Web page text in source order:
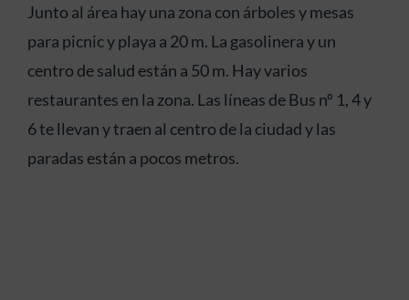
Junto al área hay una zona con árboles y mesas
para picnic y playa a 20 m. La gasolinera y un
centro de salud están a 50 m. Hay varios
restaurantes en la zona. Las líneas de Bus nº 1, 4 y
6 te llevan y traen al centro de la ciudad y las
paradas están a pocos metros.